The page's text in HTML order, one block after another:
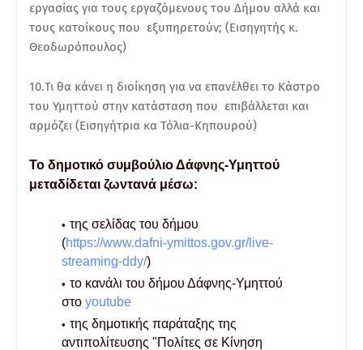
εργασίας για τους εργαζόμενους του Δήμου αλλά και
τους κατοίκους που εξυπηρετούν; (Εισηγητής κ.
Θεοδωρόπουλος)
10.Τι θα κάνει η διοίκηση για να επανέλθει το Κάστρο
του Υμηττού στην κατάσταση που επιβάλλεται και
αρμόζει (Εισηγήτρια κα Τόλια-Κηπουρού)
Το δημοτικό συμβούλιο Δάφνης-Υμηττού
μεταδίδεται ζωντανά μέσω:
της σελίδας του δήμου
(https://www.dafni-ymittos.gov.gr/live-
streaming-ddy/)
το κανάλι του δήμου Δάφνης-Υμηττού
στο youtube
της δημοτικής παράταξης της
αντιπολίτευσης "Πολίτες σε Κίνηση